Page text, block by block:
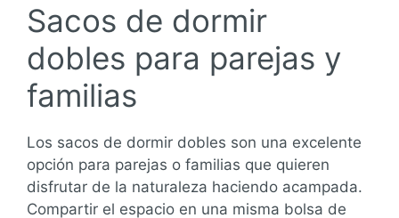
Sacos de dormir
dobles para parejas y
familias
Los sacos de dormir dobles son una excelente
opción para parejas o familias que quieren
disfrutar de la naturaleza haciendo acampada.
Compartir el espacio en una misma bolsa de